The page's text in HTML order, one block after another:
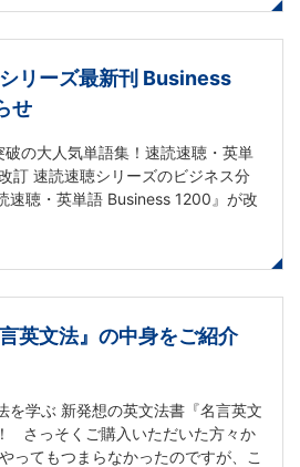
リーズ最新刊 Business
せ
の大人気単語集！速読速聴・英単
訂 速読速聴シリーズのビジネス分
速聴・英単語 Business 1200』が改
英文法』の中身をご紹介
を学ぶ 新発想の英文法書『名言英文
さっそくご購入いただいた方々か
ってもつまらなかったのですが、こ